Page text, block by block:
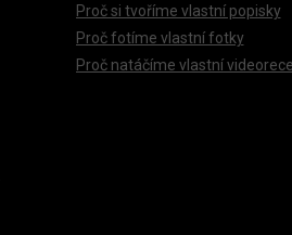
Proč si tvoříme vlastní popisky
Proč fotíme vlastní fotky
Proč natáčíme vlastní